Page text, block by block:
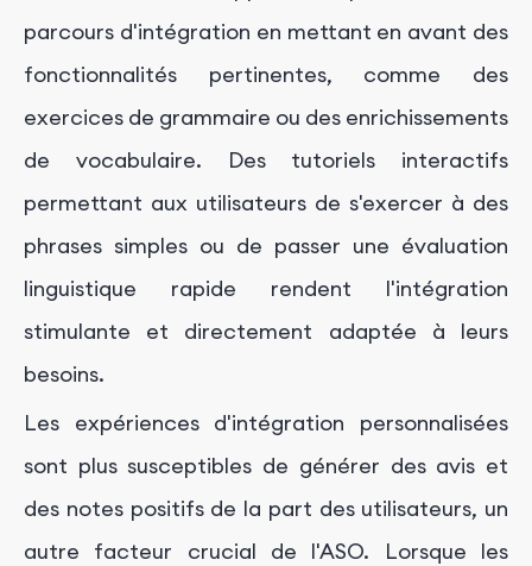
parcours d'intégration en mettant en avant des
fonctionnalités pertinentes, comme des
exercices de grammaire ou des enrichissements
de vocabulaire. Des tutoriels interactifs
permettant aux utilisateurs de s'exercer à des
phrases simples ou de passer une évaluation
linguistique rapide rendent l'intégration
stimulante et directement adaptée à leurs
besoins.
Les expériences d'intégration personnalisées
sont plus susceptibles de générer des avis et
des notes positifs de la part des utilisateurs, un
autre facteur crucial de l'ASO. Lorsque les